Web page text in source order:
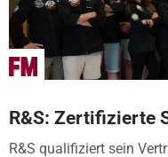
R&S: Zertifizierte
R&S qualifiziert sein